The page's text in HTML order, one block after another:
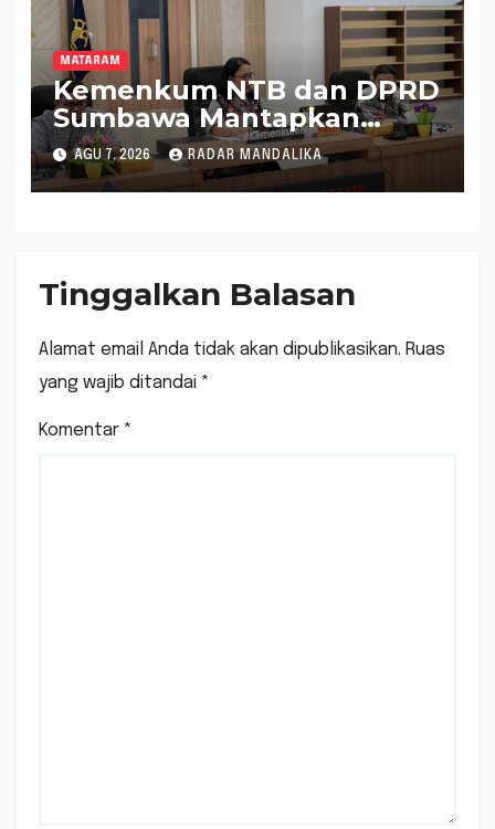
MATARAM
Kemenkum NTB dan DPRD
Sumbawa Mantapkan
Rencana Pembentukan 8
Raperda Inisiatif
AGU 7, 2026 RADAR MANDALIKA
Tinggalkan Balasan
Alamat email Anda tidak akan dipublikasikan. Ruas
yang wajib ditandai *
Komentar *